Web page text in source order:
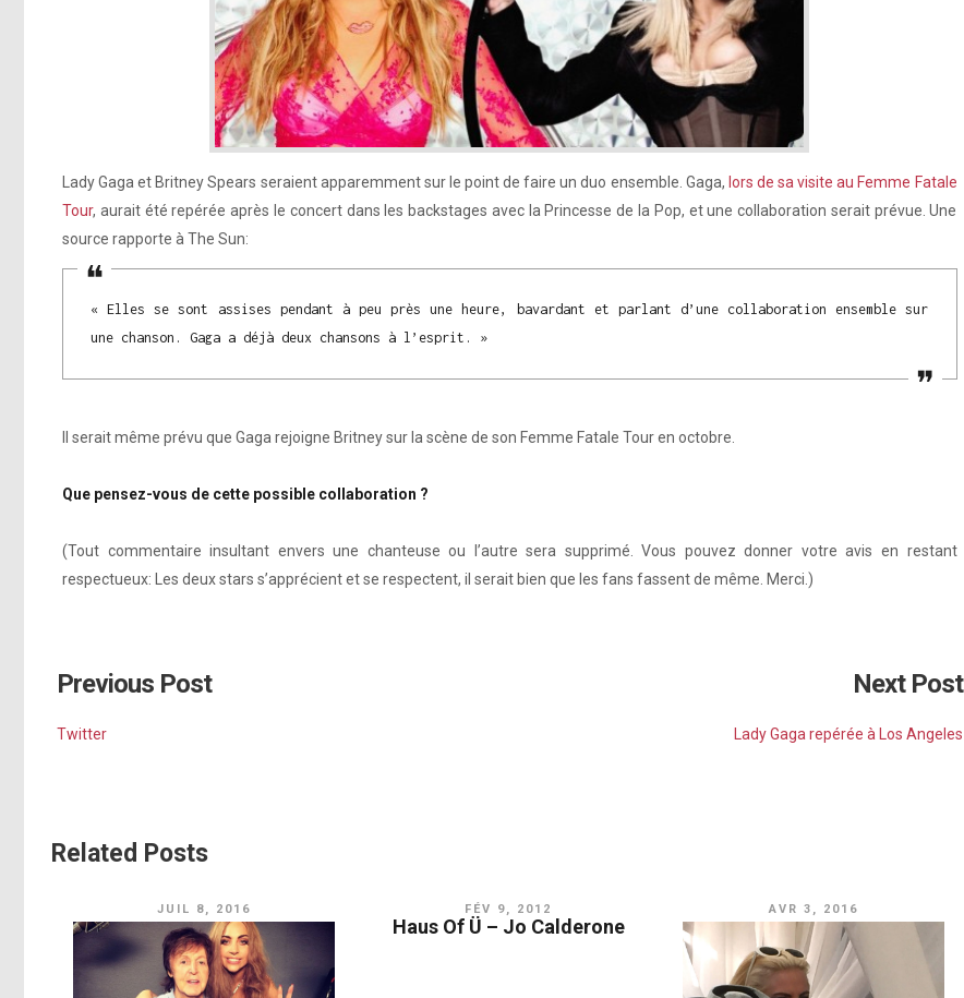
Lady Gaga et Britney Spears seraient apparemment sur le point de faire un duo ensemble. Gaga, lors de sa visite au Femme Fatale
Tour, aurait été repérée après le concert dans les backstages avec la Princesse de la Pop, et une collaboration serait prévue. Une
source rapporte à The Sun:
« Elles se sont assises pendant à peu près une heure, bavardant et parlant d’une collaboration ensemble sur
une chanson. Gaga a déjà deux chansons à l’esprit. »
Il serait même prévu que Gaga rejoigne Britney sur la scène de son Femme Fatale Tour en octobre.
Que pensez-vous de cette possible collaboration ?
(Tout commentaire insultant envers une chanteuse ou l’autre sera supprimé. Vous pouvez donner votre avis en restant
respectueux: Les deux stars s’apprécient et se respectent, il serait bien que les fans fassent de même. Merci.)
Previous Post
Twitter
Next Post
Lady Gaga repérée à Los Angeles
Related Posts
JUIL 8, 2016 FÉV 9, 2012
Haus Of Ü – Jo Calderone
AVR 3, 2016